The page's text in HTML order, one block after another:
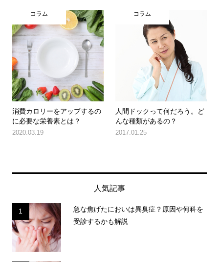
コラム
消費カロリーをアップするの
に必要な栄養素とは？
2020.03.19
コラム
人間ドックって何だろう。ど
んな種類があるの？
2017.01.25
人気記事
1
急な焦げたにおいは異臭症？原因や何科を
受診するかも解説